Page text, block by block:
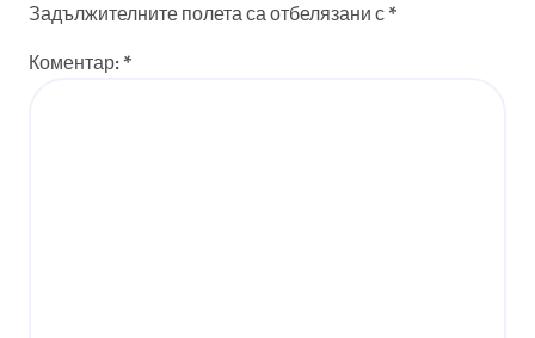
Задължителните полета са отбелязани с *
Коментар: *